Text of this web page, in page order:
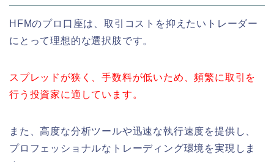
HFMのプロ口座は、取引コストを抑えたいトレーダー
にとって理想的な選択肢です。
スプレッドが狭く、手数料が低いため、頻繁に取引を
行う投資家に適しています。
また、高度な分析ツールや迅速な執行速度を提供し、
プロフェッショナルなトレーディング環境を実現しま